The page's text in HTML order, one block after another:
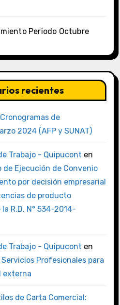
Periodo Octubre
recientes
Cronogramas de
2024 (AFP y SUNAT)
Trabajo - Quipucont en
de Ejecución de Convenio
por decisión empresarial
de producto
R.D. N° 534-2014-
Trabajo - Quipucont en
Profesionales para
externa
de Carta Comercial: